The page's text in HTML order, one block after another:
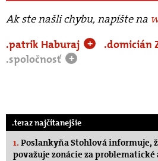
Ak ste našli chybu, napíšte na
.patrik Haburaj
+ .domicián
.spoločnosť +
.teraz najčítanejšie
1. Poslankyňa Stohlová informuje,
považuje zonácie za problematické